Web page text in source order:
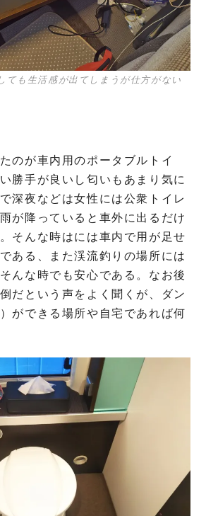
ても生活感が出てしまうが仕方がない
のが車内用のポータブルトイ
勝手が良いし匂いもあまり気に
深夜などは女性には公衆トイレ
が降っていると車外に出るだけ
そんな時はには車内で用が足せ
ある、また渓流釣りの場所には
んな時でも安心である。なお後
だという声をよく聞くが、ダン
ができる場所や自宅であれば何